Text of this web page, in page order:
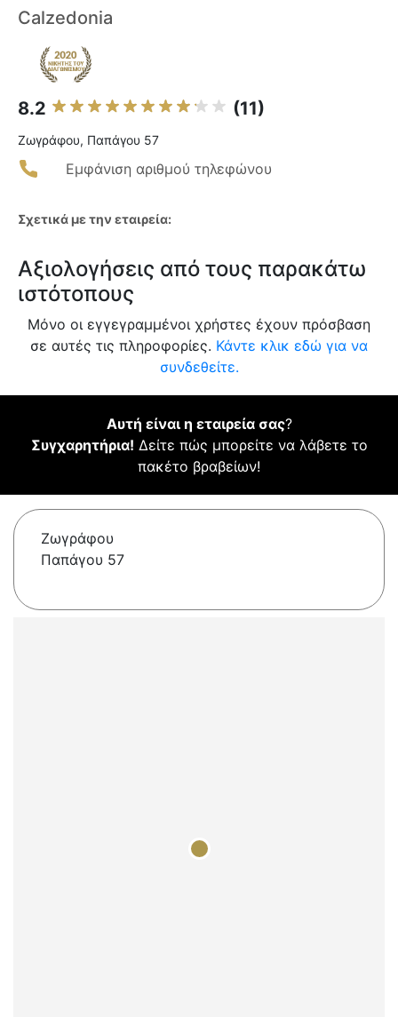
Calzedonia
8.2 (11)
Ζωγράφου, Παπάγου 57
Εμφάνιση αριθμού τηλεφώνου
Σχετικά με την εταιρεία:
Αξιολογήσεις από τους παρακάτω
ιστότοπους
Μόνο οι εγγεγραμμένοι χρήστες έχουν πρόσβαση
σε αυτές τις πληροφορίες. Κάντε κλικ εδώ για να
συνδεθείτε.
Αυτή είναι η εταιρεία σας?
Συγχαρητήρια! Δείτε πώς μπορείτε να λάβετε το
πακέτο βραβείων!
Ζωγράφου
Παπάγου 57